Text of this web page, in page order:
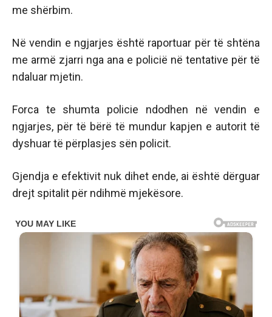
me shërbim.
Në vendin e ngjarjes është raportuar për të shtëna
me armë zjarri nga ana e policië në tentative për të
ndaluar mjetin.
Forca te shumta policie ndodhen në vendin e
ngjarjes, për të bërë të mundur kapjen e autorit të
dyshuar të përplasjes sën policit.
Gjendja e efektivit nuk dihet ende, ai është dërguar
drejt spitalit për ndihmë mjekësore.